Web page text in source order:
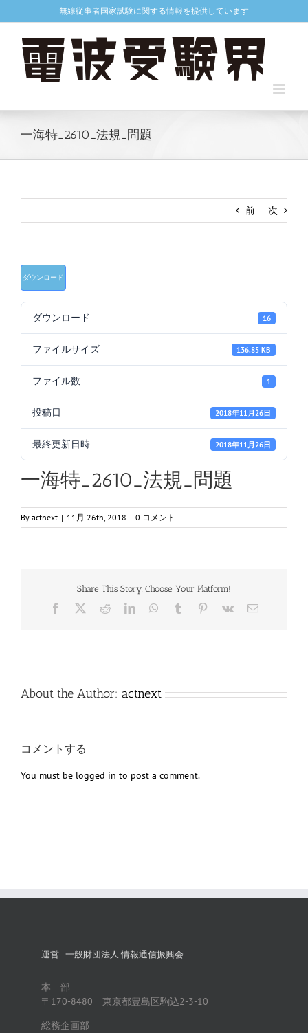
to
無線従事者国家試験に関する情報を提供しています
一海特_2610_法規_問題
前 次
ダウンロード
ダウンロード 16
ファイルサイズ 136.85 KB
ファイル数 1
投稿日 2018年11月26日
最終更新日時 2018年11月26日
一海特_2610_法規_問題
By actnext | 11月 26th, 2018 | 0 コメント
Share This Story, Choose Your Platform!
Facebook RedditLinkedInWhatsApp
Tumblr Pinterest
Vk
電
About the Author: actnext
コメントする
You must be logged in to post a comment.
運営 : 一般財団法人 情報通信振興会
本 部
〒170-8480 東京都豊島区駒込2-3-10
総務企画部